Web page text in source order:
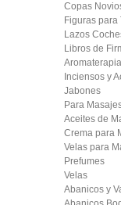
Copas
Figuras para
Lazos
Libros de
Aromaterapia
Inciensos y
Jabones
Para
Aceites de
Crema para
Velas para
Prefumes
Velas
Abanicos y